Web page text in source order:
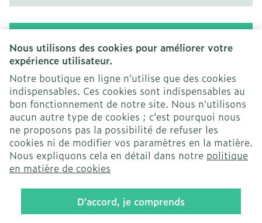
Nous utilisons des cookies pour améliorer votre
expérience utilisateur.
Notre boutique en ligne n'utilise que des cookies
indispensables. Ces cookies sont indispensables au
bon fonctionnement de notre site. Nous n'utilisons
aucun autre type de cookies ; c'est pourquoi nous
ne proposons pas la possibilité de refuser les
cookies ni de modifier vos paramètres en la matière.
Nous expliquons cela en détail dans notre politique
en matière de cookies
D'accord, je comprends
En cliquant sur s'abonner, vous vous abonnez à notre
newsletter et acceptez notre
politique de confidentialité
Liens légaux